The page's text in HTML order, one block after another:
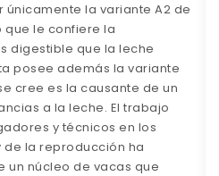
la variante A2 de
le confiere la
digestible que la leche
posee además la variante
cree es la causante de un
a la leche. El trabajo
y técnicos en los
la reproducción ha
un núcleo de vacas que